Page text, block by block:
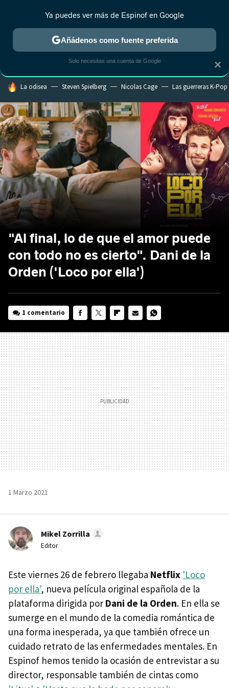
ESTRENOS REALITY ANIME RANKINGS CINE
HOY SE HABLA DE
La odisea Steven Spielberg Nicolas Cage Las guerreras K-Pop
"Al final, lo de que el amor puede
con todo no es cierto". Dani de la
Orden ('Loco por ella')
1 comentario
MAIL
1 Marzo 2021
Mikel Zorrilla
Editor
Este viernes 26 de febrero llegaba Netflix 'Loco
por ella', nueva película original española de la
plataforma dirigida por Dani de la Orden. En ella se
sumerge en el mundo de la comedia romántica de
una forma inesperada, ya que también ofrece un
cuidado retrato de las enfermedades mentales. En
Espinof hemos tenido la ocasión de entrevistar a su
director, responsable también de cintas como
×
Ya puedes ver más de Espinof en Google
Añádenos como fuente preferida
Solo necesitas una cuenta de Google